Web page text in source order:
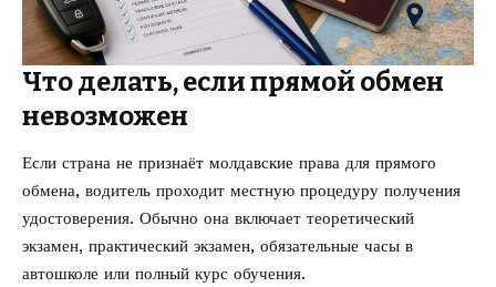
Что делать, если прямой обмен
невозможен
Если страна не признаёт молдавские права для прямого
обмена, водитель проходит местную процедуру получения
удостоверения. Обычно она включает теоретический
экзамен, практический экзамен, обязательные часы в
автошколе или полный курс обучения.